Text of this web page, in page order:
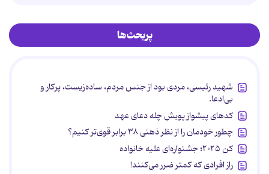
پربحث‌ها
شهید رئیسی، مردی بود از جنس مردم، ساده‌زیست، پرکار و
بی‌ادعا.
کدهای پیشواز پویش چله دعای عهد
چطور خودمان را از نظر ذهنی ۳۸ برابر قوی‌تر کنیم؟
کن ۲۰۲۵؛ جشنواره‌ای علیه خانواده
راز افرادی که کمتر ضرر می‌کنند!